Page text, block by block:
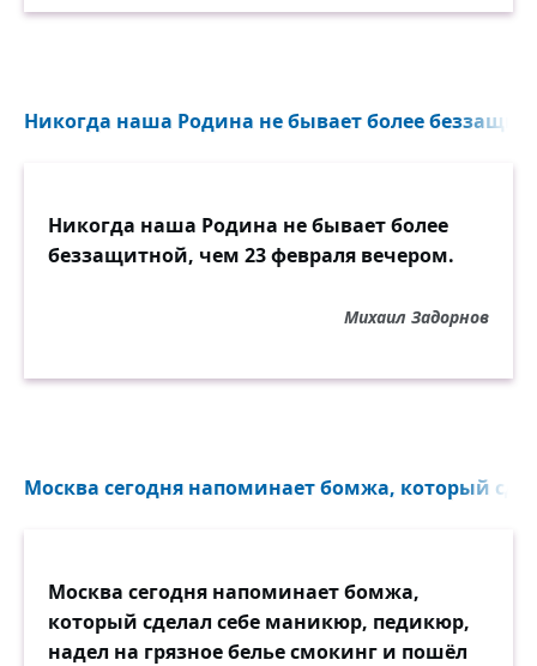
Никогда наша Родина не бывает более
Никогда наша Родина не бывает более
беззащитной, чем 23 февраля вечером.
Михаил Задорнов
Москва сегодня напоминает бомжа, который
Москва сегодня напоминает бомжа,
который сделал себе маникюр, педикюр,
надел на грязное белье смокинг и пошёл